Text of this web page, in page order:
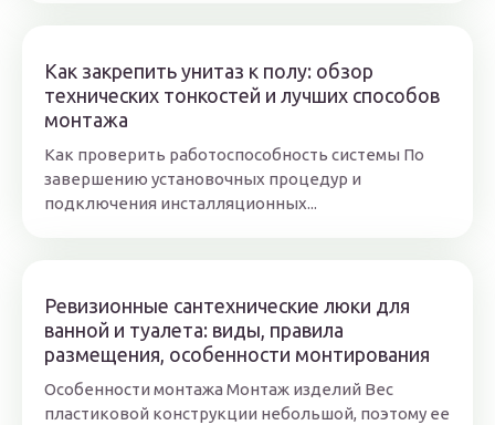
Как закрепить унитаз к полу: обзор
технических тонкостей и лучших способов
монтажа
Как проверить работоспособность системы По
завершению установочных процедур и
подключения инсталляционных...
Ревизионные сантехнические люки для
ванной и туалета: виды, правила
размещения, особенности монтирования
Особенности монтажа Монтаж изделий Вес
пластиковой конструкции небольшой, поэтому ее